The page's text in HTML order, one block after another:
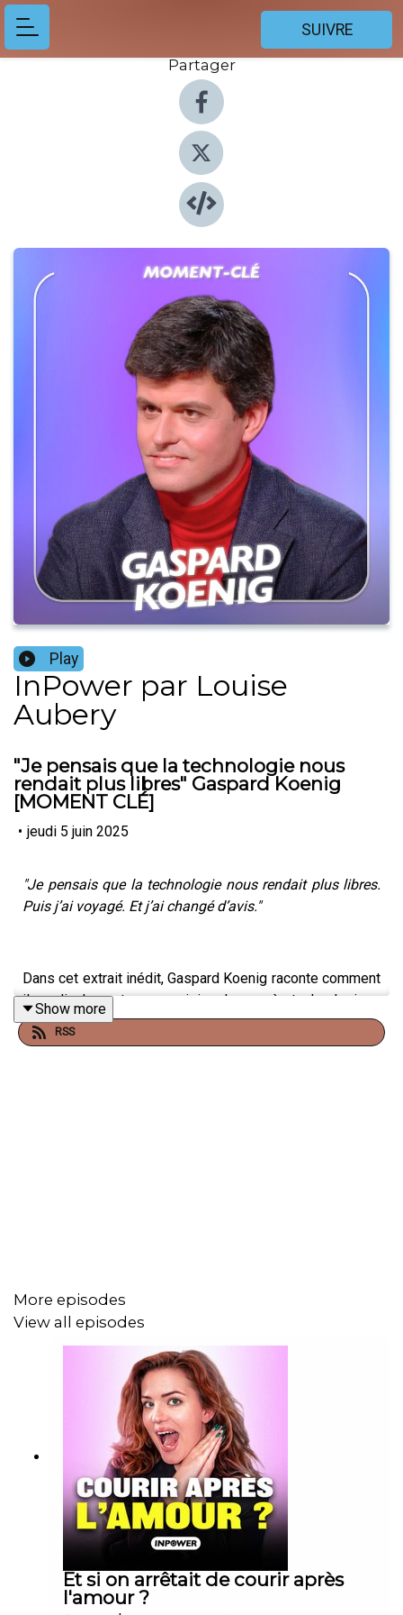
SUIVRE
Partager
Play
InPower par Louise
Aubery
"Je pensais que la technologie nous
rendait plus libres" Gaspard Koenig
[MOMENT CLÉ]
• jeudi 5 juin 2025
"Je pensais que la technologie nous rendait plus libres.
Puis j’ai voyagé. Et j’ai changé d’avis."
Dans cet extrait inédit, Gaspard Koenig raconte comment
il a radicalement revu sa vision du progrès technologique
et de l’écologie. De sa sortie de Twitter à ses réflexions
sur l’intelligence artificielle, les nudges et le libre arbitre,
Show more
RSS
More episodes
View all episodes
Et si on arrêtait de courir après
l'amour ?